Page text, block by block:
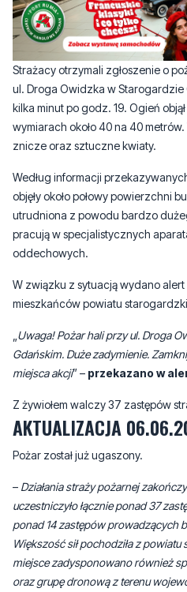
Strażacy otrzymali zgłoszenie o
ul. Droga Owidzka w
kilka minut po godz. 19. Ogień
wymiarach około 40 na 40 metrów.
znicze oraz sztuczne kwiaty.
Według informacji
objęły około połowy powierzchni
utrudniona z powodu bardzo
pracują w specjalistycznych
oddechowych.
W związku z sytuacją wydano alert
mieszkańców powiatu
Uwaga! Pożar hali przy ul. Droga
Gdańskim. Duże zadymienie.
miejsca akcji” – przekazano w
Z żywiołem walczy 37 zastępów
AKTUALIZACJA
Pożar został już ugaszony.
– Działania straży pożarnej
uczestniczyło łącznie ponad 37
ponad 14 zastępów prowadzących
Większość sił pochodziła z
miejsce zadysponowano również
oraz grupę dronową z terenu